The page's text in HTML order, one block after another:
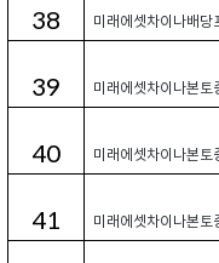
38 미래에셋차이나배
39 미래에셋차이나본
40 미래에셋차이나본
41 미래에셋차이나본